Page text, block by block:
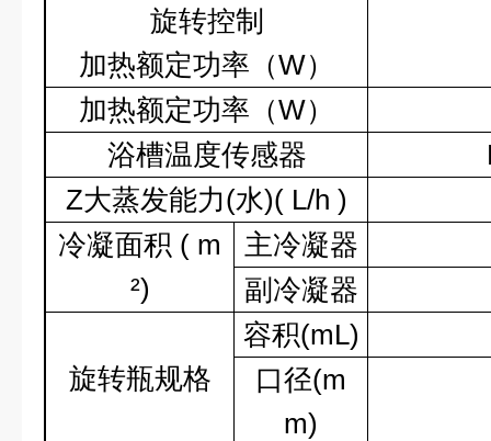
旋转控制
加热额定功率（W）
加热额定功率（W）
浴槽温度传感器
Z大蒸发能力(水)( L/h )
冷凝面积 ( m
²)
主冷凝器
副冷凝器
旋转瓶规格
容积(mL)
口径(m
m)